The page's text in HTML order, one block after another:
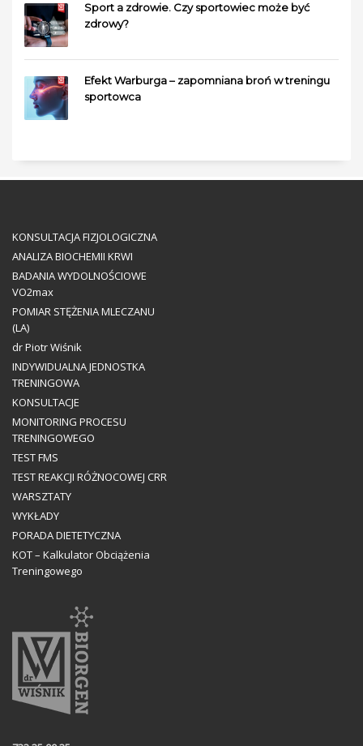
Sport a zdrowie. Czy sportowiec może być
zdrowy?
Efekt Warburga – zapomniana broń w treningu
sportowca
KONSULTACJA FIZJOLOGICZNA
ANALIZA BIOCHEMII KRWI
BADANIA WYDOLNOŚCIOWE
VO2max
POMIAR STĘŻENIA MLECZANU
(LA)
dr Piotr Wiśnik
INDYWIDUALNA JEDNOSTKA
TRENINGOWA
KONSULTACJE
MONITORING PROCESU
TRENINGOWEGO
TEST FMS
TEST REAKCJI RÓŻNOCOWEJ CRR
WARSZTATY
WYKŁADY
PORADA DIETETYCZNA
KOT – Kalkulator Obciążenia
Treningowego